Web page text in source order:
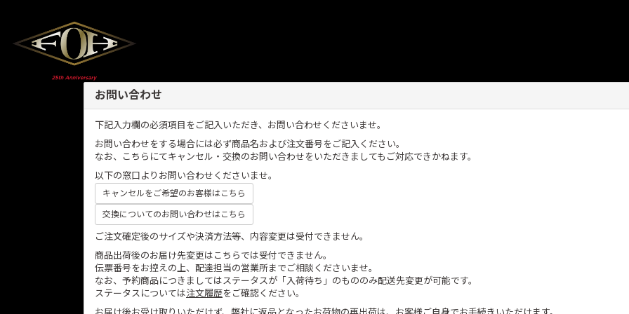
お問い合わせ
下記入力欄の必須項目をご記入いただき、お問い合わせくださいませ。
お問い合わせをする場合には必ず商品名および注文番号をご記入ください。
なお、こちらにてキャンセル・交換のお問い合わせをいただきましてもご対応できかねます。
以下の窓口よりお問い合わせくださいませ。
キャンセルをご希望のお客様はこちら
交換についてのお問い合わせはこちら
ご注文確定後のサイズや決済方法等、内容変更は受付できません。
商品出荷後のお届け先変更はこちらでは受付できません。
伝票番号をお控えの上、配達担当の営業所までご相談くださいませ。
なお、予約商品につきましてはステータスが「入荷待ち」のもののみ配送先変更が可能です。
ステータスについては注文履歴をご確認ください。